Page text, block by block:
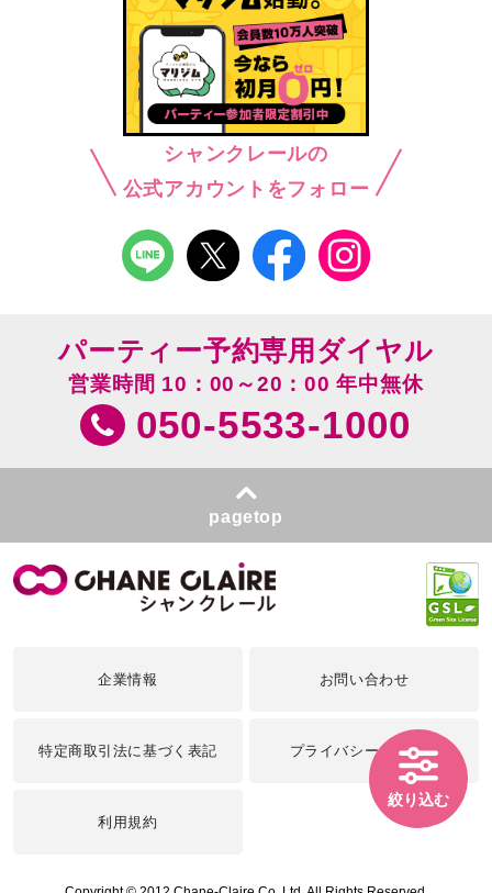
シャンクレールの
公式アカウントをフォロー
絞り込む
パーティー予約専用ダイヤル
営業時間 10：00～20：00 年中無休
050-5533-1000
pagetop
企業情報 お問い合わせ
特定商取引法に基づく表記 プライバシーポリシー
利用規約